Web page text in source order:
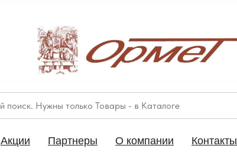
Акции Партнеры О компании Контакты